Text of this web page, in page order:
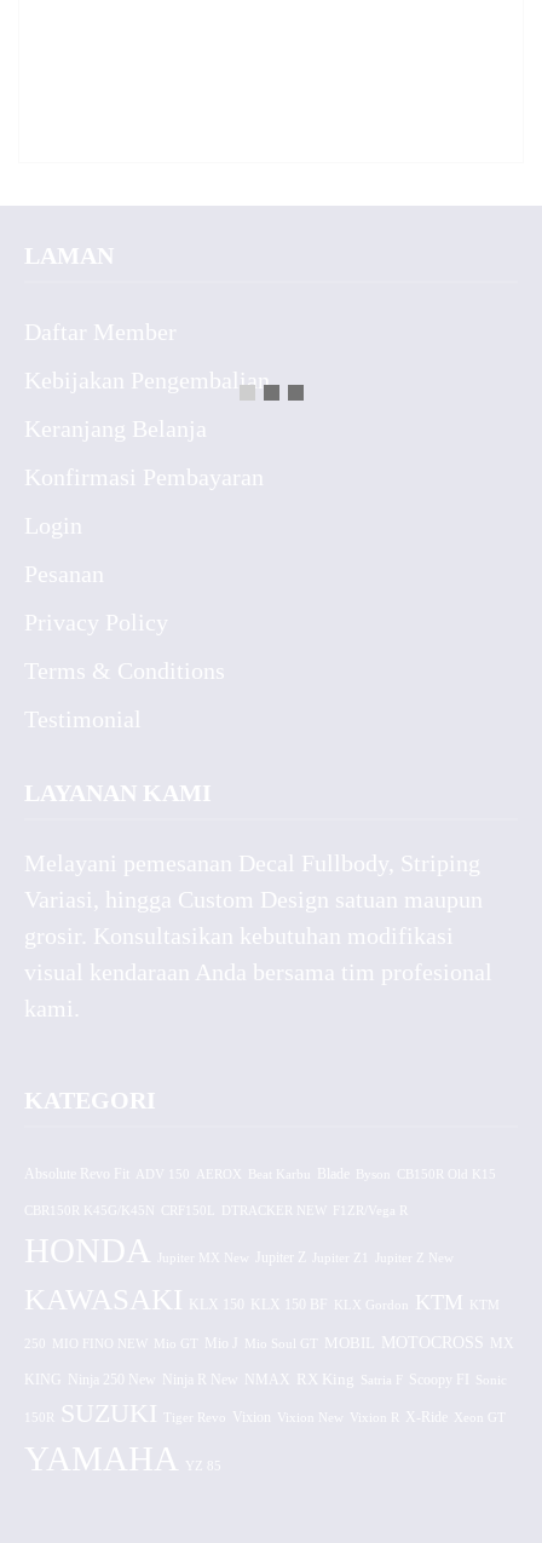
LAMAN
Daftar Member
Kebijakan Pengembalian
Keranjang Belanja
Konfirmasi Pembayaran
Login
Pesanan
Privacy Policy
Terms & Conditions
Testimonial
LAYANAN KAMI
Melayani pemesanan Decal Fullbody, Striping
Variasi, hingga Custom Design satuan maupun
grosir. Konsultasikan kebutuhan modifikasi
visual kendaraan Anda bersama tim profesional
kami.
KATEGORI
Absolute Revo Fit ADV 150 AEROX CB150R Old K15
CBR150R K45G/K45N CRF150L DTRACKER NEW F1ZR/Vega R
HONDA Jupiter MX New Jupiter Z
KAWASAKI KLX 150 KLX 150 BF KLX Gordon KTM KTM
250 MIO FINO NEW Mio GT Mio J Mio Soul GT MOBIL MOTOCROSS MX
KING Ninja 250 New Ninja R New NMAX RX King Satria F Scoopy FI Sonic
150R SUZUKI Tiger Revo Vixion Vixion New Vixion R X-Ride Xeon GT
YAMAHA YZ 85